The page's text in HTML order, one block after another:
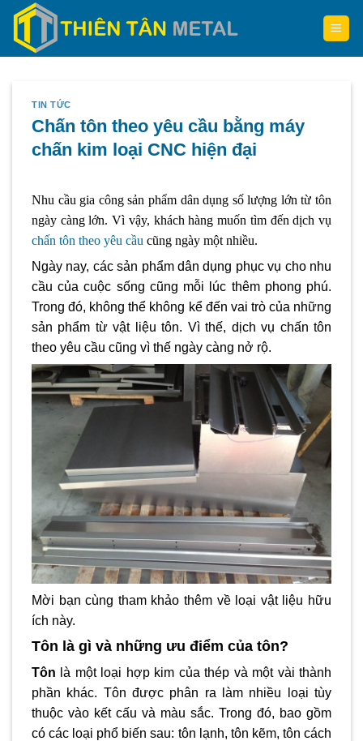
Skip
content
TIN TỨC
Chấn tôn theo yêu cầu bằng máy
chấn kim loại CNC hiện đại
Nhu cầu gia công sản phẩm dân dụng số lượng lớn từ tôn
ngày càng lớn. Vì vậy, khách hàng muốn tìm đến dịch vụ
chấn tôn theo yêu cầu cũng ngày một nhiều.
Ngày nay, các sản phẩm dân dụng phục vụ cho nhu
cầu của cuộc sống cũng mỗi lúc thêm phong phú.
Trong đó, không thể không kể đến vai trò của những
sản phẩm từ vật liệu tôn. Vì thế, dịch vụ chấn tôn
theo yêu cầu cũng vì thế ngày càng nở rộ.
Mời bạn cùng tham khảo thêm về loại vật liệu hữu
ích này.
Tôn là gì và những ưu điểm của tôn?
Tôn là một loại hợp kim của thép và một vài thành
phần khác. Tôn được phân ra làm nhiều loại tùy
thuộc vào kết cấu và màu sắc. Trong đó, bao gồm
có các loại phổ biến sau: tôn lạnh, tôn kẽm, tôn cách